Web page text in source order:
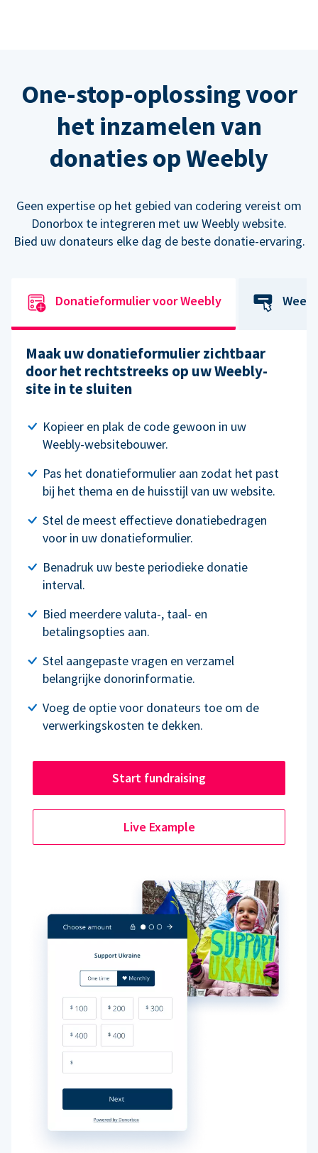
One-stop-oplossing voor
het inzamelen van
donaties op Weebly
Geen expertise op het gebied van codering vereist om
Donorbox te integreren met uw Weebly website.
Bied uw donateurs elke dag de beste donatie-ervaring.
Donatieformulier voor Weebly
Maak uw donatieformulier zichtbaar
door het rechtstreeks op uw Weebly-
site in te sluiten
Kopieer en plak de code gewoon in uw
Weebly-websitebouwer.
Pas het donatieformulier aan zodat het past
bij het thema en de huisstijl van uw website.
Stel de meest effectieve donatiebedragen
voor in uw donatieformulier.
Benadruk uw beste periodieke donatie
interval.
Bied meerdere valuta-, taal- en
betalingsopties aan.
Stel aangepaste vragen en verzamel
belangrijke donorinformatie.
Voeg de optie voor donateurs toe om de
verwerkingskosten te dekken.
Start fundraising
Live Example